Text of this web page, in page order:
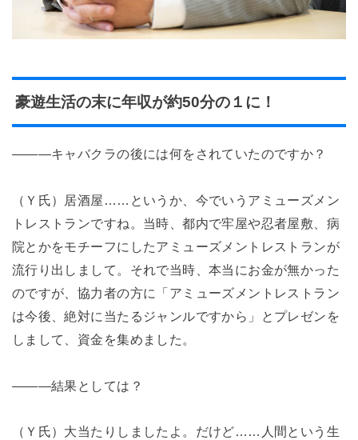
豪遊生活の末に年収が約50分の１に！
―――キャバクラの後には何をされていたのですか？
（Ｙ氏）居酒屋……というか、今でいうアミューズメン
トレストランですね。当時、都内で牢屋や忍者屋敷、病
院とかをモチーフにしたアミューズメントレストランが
流行り出しまして。それで当時、本当にお金が無かった
のですが、協力者の方に「アミューズメントレストラン
は今後、絶対に当たるジャンルですから」とプレゼンを
しまして、資金を集めました。
―――結果としては？
（Ｙ氏）大当たりしましたよ。だけど……人間という生